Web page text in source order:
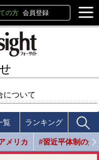
の方 会員登録
について
覧 ランキング
メリカ #習近平体制の光